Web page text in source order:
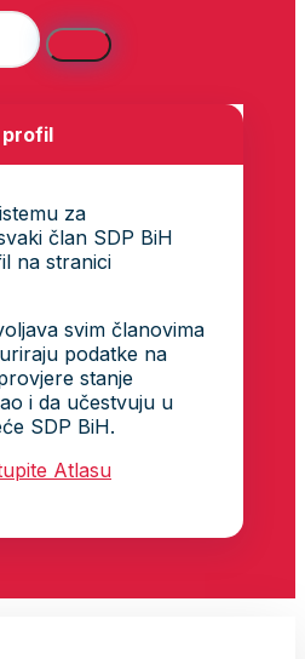
profil
za
član SDP BiH
na stranici
svim članovima
podatke na
stanje
i da učestvuju u
SDP BiH.
Atlasu